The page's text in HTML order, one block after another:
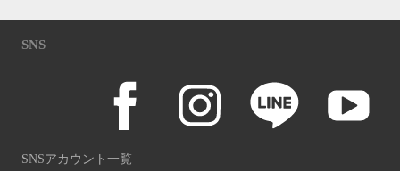
SNS
SNSアカウント一覧